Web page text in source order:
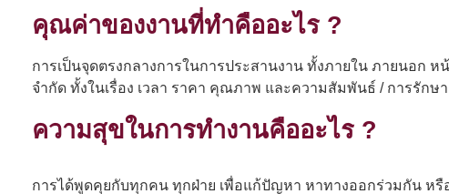
คุณค่าของงานที่ทำคืออะไร ?
การเป็นจุดตรงกลางการในการประสานงาน ทั้งภายใน ภายนอก
จำกัด ทั้งในเรื่อง เวลา ราคา คุณภาพ และความสัมพันธ์ / การรั
ความสุขในการทำงานคืออะไร ?
การได้พูดคุยกับทุกคน ทุกฝ่าย เพื่อแก้ปัญหา หาทางออกร่วมกัน ห